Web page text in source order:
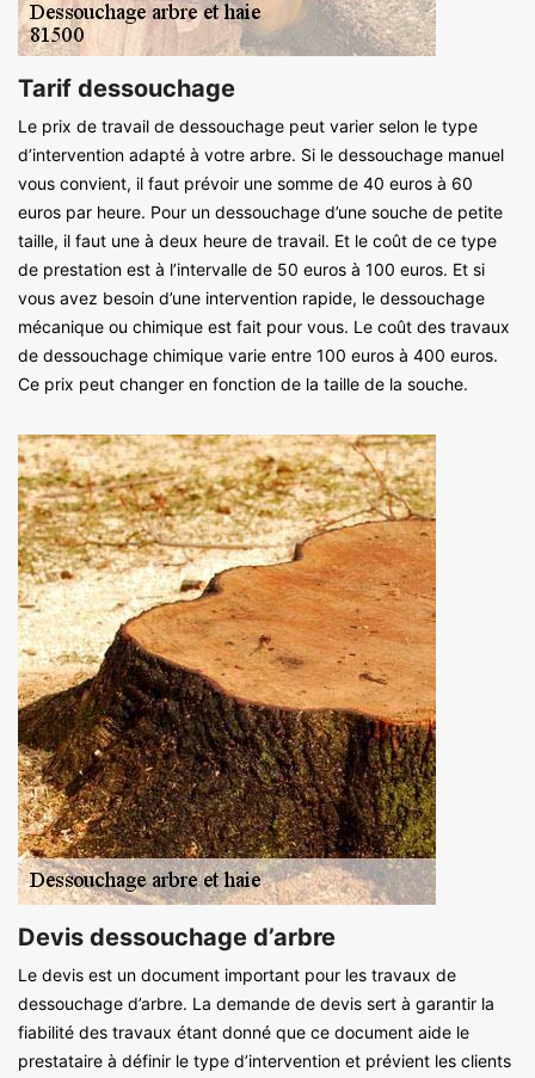
Tarif dessouchage
Le prix de travail de dessouchage peut varier selon le type
d’intervention adapté à votre arbre. Si le dessouchage manuel
vous convient, il faut prévoir une somme de 40 euros à 60
euros par heure. Pour un dessouchage d’une souche de petite
taille, il faut une à deux heure de travail. Et le coût de ce type
de prestation est à l’intervalle de 50 euros à 100 euros. Et si
vous avez besoin d’une intervention rapide, le dessouchage
mécanique ou chimique est fait pour vous. Le coût des travaux
de dessouchage chimique varie entre 100 euros à 400 euros.
Ce prix peut changer en fonction de la taille de la souche.
Devis dessouchage d’arbre
Le devis est un document important pour les travaux de
dessouchage d’arbre. La demande de devis sert à garantir la
fiabilité des travaux étant donné que ce document aide le
prestataire à définir le type d’intervention et prévient les clients